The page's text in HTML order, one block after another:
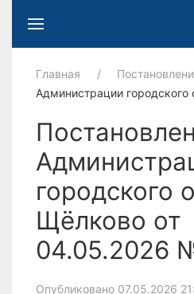
Главная
Администрации
городского
Щёлково от
04.05.2026
Опубликовано 07.05.2026